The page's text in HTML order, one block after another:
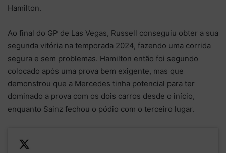
Hamilton.
Ao final do GP de Las Vegas, Russell conseguiu obter a sua
segunda vitória na temporada 2024, fazendo uma corrida
segura e sem problemas. Hamilton então foi segundo
colocado após uma prova bem exigente, mas que
demonstrou que a Mercedes tinha potencial para ter
dominado a prova com os dois carros desde o início,
enquanto Sainz fechou o pódio com o terceiro lugar.